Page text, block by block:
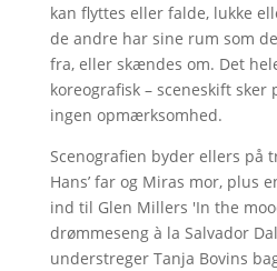
kan flyttes eller falde, lukke
de andre har sine rum som
fra, eller skændes om. Det
koreografisk – sceneskift sker
ingen opmærksomhed.
Scenografien byder ellers på
Hans’ far og Miras mor, plus
ind til Glen Millers 'In the
drømmeseng à la Salvador
understreger Tanja Bovins